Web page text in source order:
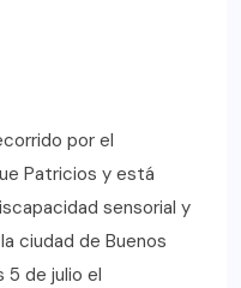
por el
Patricios y está
sensorial y
ciudad de Buenos
5 de julio el